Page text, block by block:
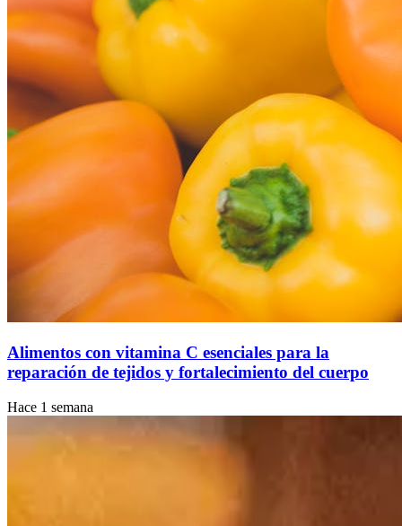
Alimentos con vitamina C esenciales para la
reparación de tejidos y fortalecimiento del cuerpo
Hace 1 semana